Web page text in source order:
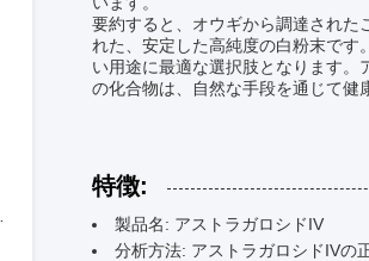
要約すると、オウギから調達された
れた、安定した高純度の白粉末です
い用途に最適な選択肢となります。
の化合物は、自然な手段を通じて健
特徴:
製品名: アストラガロシドIV
分析方法: アストラガロシドIVの